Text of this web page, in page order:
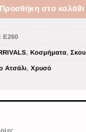
Προσθήκη στο καλάθι
Ε260
, Κοσμήματα,
Ατσάλι, Χρυσό